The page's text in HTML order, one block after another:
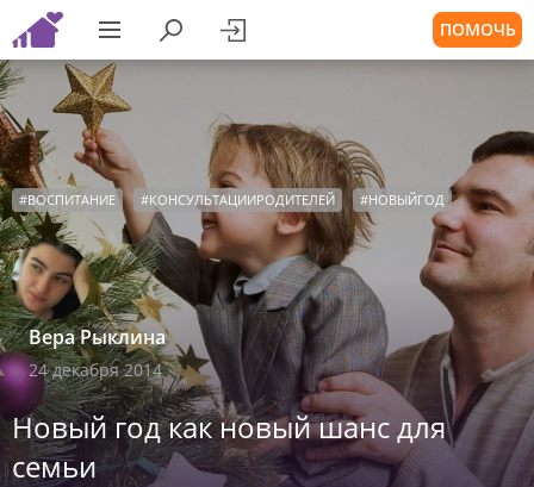
ПОМОЧЬ
#ВОСПИТАНИЕ #КОНСУЛЬТАЦИИРОДИТЕЛЕЙ #НОВЫЙГОД
Вера Рыклина
24 декабря 2014
Новый год как новый шанс для
семьи